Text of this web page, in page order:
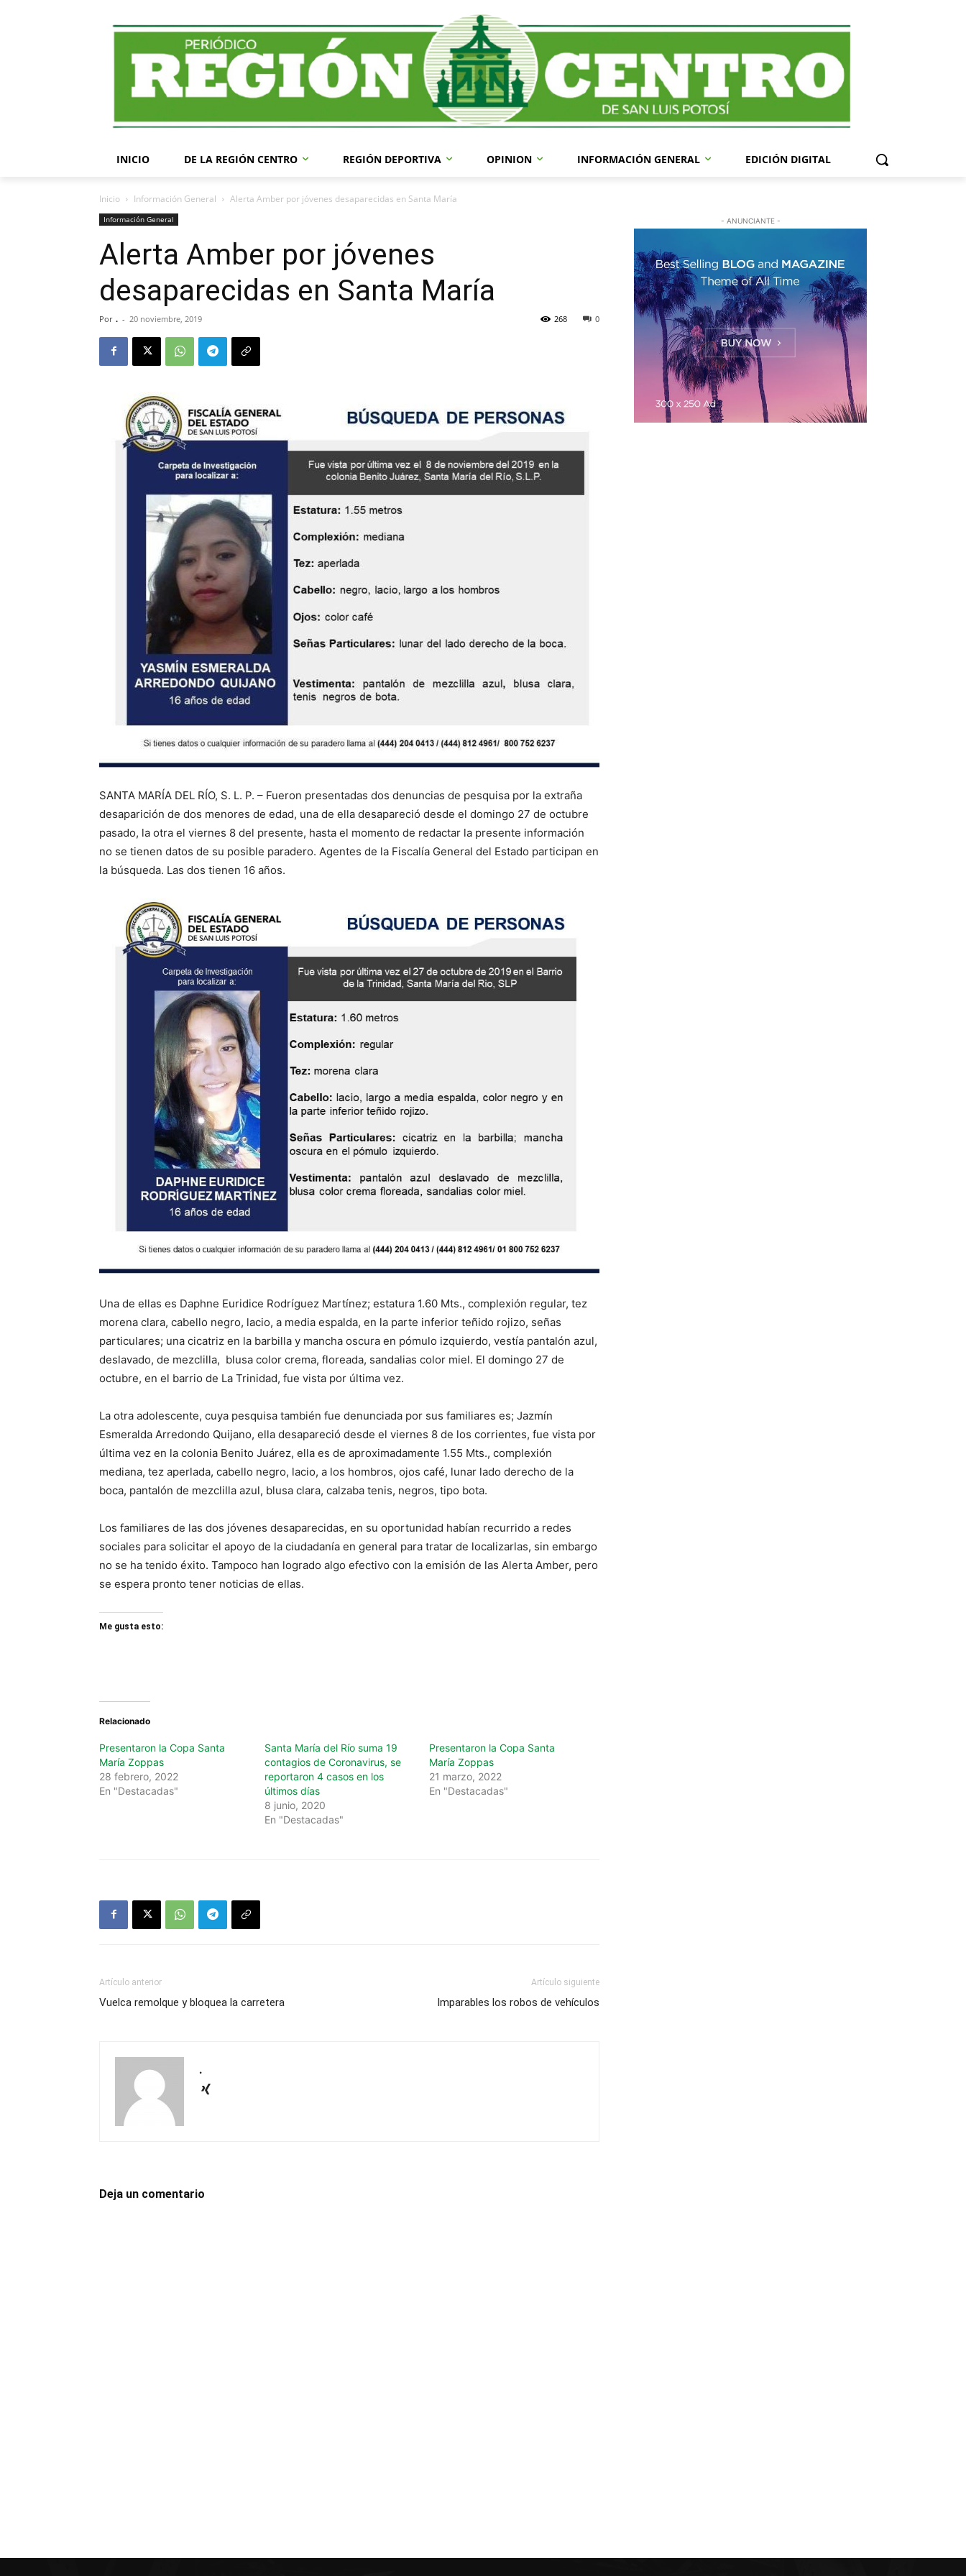
INICIO DE LA REGIÓN CENTRO REGIÓN DEPORTIVA OPINION INFORMACIÓN GENERAL EDICIÓN DIGITAL
Inicio Información General Alerta Amber por jóvenes desaparecidas en Santa María
Información General
Alerta Amber por jóvenes
desaparecidas en Santa María
Por . - 20 noviembre, 2019 0
268
SANTA MARÍA DEL RÍO, S. L. P. – Fueron presentadas dos denuncias de pesquisa por la extraña
desaparición de dos menores de edad, una de ella desapareció desde el domingo 27 de octubre
pasado, la otra el viernes 8 del presente, hasta el momento de redactar la presente información
no se tienen datos de su posible paradero. Agentes de la Fiscalía General del Estado participan en
la búsqueda. Las dos tienen 16 años.
Una de ellas es Daphne Euridice Rodríguez Martínez; estatura 1.60 Mts., complexión regular, tez
morena clara, cabello negro, lacio, a media espalda, en la parte inferior teñido rojizo, señas
particulares; una cicatriz en la barbilla y mancha oscura en pómulo izquierdo, vestía pantalón azul,
deslavado, de mezclilla, blusa color crema, floreada, sandalias color miel. El domingo 27 de
octubre, en el barrio de La Trinidad, fue vista por última vez.
La otra adolescente, cuya pesquisa también fue denunciada por sus familiares es; Jazmín
Esmeralda Arredondo Quijano, ella desapareció desde el viernes 8 de los corrientes, fue vista por
última vez en la colonia Benito Juárez, ella es de aproximadamente 1.55 Mts., complexión
mediana, tez aperlada, cabello negro, lacio, a los hombros, ojos café, lunar lado derecho de la
boca, pantalón de mezclilla azul, blusa clara, calzaba tenis, negros, tipo bota.
Los familiares de las dos jóvenes desaparecidas, en su oportunidad habían recurrido a redes
sociales para solicitar el apoyo de la ciudadanía en general para tratar de localizarlas, sin embargo
no se ha tenido éxito. Tampoco han logrado algo efectivo con la emisión de las Alerta Amber, pero
se espera pronto tener noticias de ellas.
Me gusta esto:
Relacionado
Presentaron la Copa Santa
María Zoppas
28 febrero, 2022
En "Destacadas"
Santa María del Río suma 19
contagios de Coronavirus, se
reportaron 4 casos en los
últimos días
8 junio, 2020
En "Destacadas"
Presentaron la Copa Santa
María Zoppas
21 marzo, 2022
En "Destacadas"
Artículo anterior
Vuelca remolque y bloquea la carretera
Artículo siguiente
Imparables los robos de vehículos
.
Deja un comentario
- ANUNCIANTE -